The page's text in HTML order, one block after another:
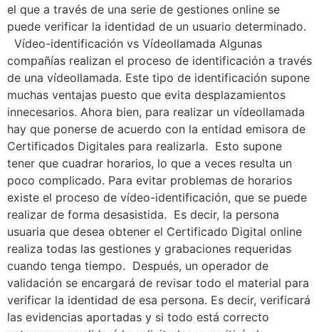
el que a través de una serie de gestiones online se
puede verificar la identidad de un usuario determinado.
Vídeo-identificación vs Vídeollamada Algunas
compañías realizan el proceso de identificación a través
de una vídeollamada. Este tipo de identificación supone
muchas ventajas puesto que evita desplazamientos
innecesarios. Ahora bien, para realizar un vídeollamada
hay que ponerse de acuerdo con la entidad emisora de
Certificados Digitales para realizarla. Esto supone
tener que cuadrar horarios, lo que a veces resulta un
poco complicado. Para evitar problemas de horarios
existe el proceso de vídeo-identificación, que se puede
realizar de forma desasistida. Es decir, la persona
usuaria que desea obtener el Certificado Digital online
realiza todas las gestiones y grabaciones requeridas
cuando tenga tiempo. Después, un operador de
validación se encargará de revisar todo el material para
verificar la identidad de esa persona. Es decir, verificará
las evidencias aportadas y si todo está correcto